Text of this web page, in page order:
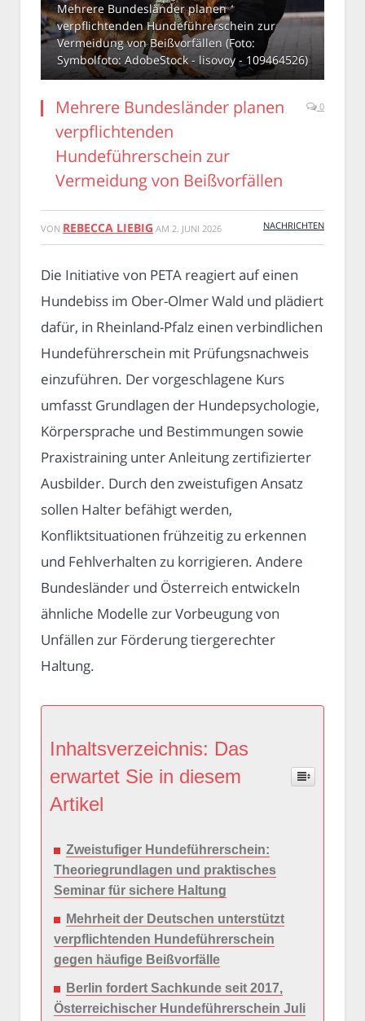
Mehrere Bundesländer planen
verpflichtenden Hundeführerschein zur
Vermeidung von Beißvorfällen (Foto:
Symbolfoto: AdobeStock - lisovoy - 109464526)
Mehrere Bundesländer planen
verpflichtenden
Hundeführerschein zur
Vermeidung von Beißvorfällen
0
VON REBECCA LIEBIG AM 2. JUNI 2026 NACHRICHTEN
Die Initiative von PETA reagiert auf einen
Hundebiss im Ober-Olmer Wald und plädiert
dafür, in Rheinland-Pfalz einen verbindlichen
Hundeführerschein mit Prüfungsnachweis
einzuführen. Der vorgeschlagene Kurs
umfasst Grundlagen der Hundepsychologie,
Körpersprache und Bestimmungen sowie
Praxistraining unter Anleitung zertifizierter
Ausbilder. Durch den zweistufigen Ansatz
sollen Halter befähigt werden,
Konfliktsituationen frühzeitig zu erkennen
und Fehlverhalten zu korrigieren. Andere
Bundesländer und Österreich entwickeln
ähnliche Modelle zur Vorbeugung von
Unfällen zur Förderung tiergerechter
Haltung.
Inhaltsverzeichnis: Das
erwartet Sie in diesem
Artikel
Zweistufiger Hundeführerschein:
Theoriegrundlagen und praktisches
Seminar für sichere Haltung
Mehrheit der Deutschen unterstützt
verpflichtenden Hundeführerschein
gegen häufige Beißvorfälle
Berlin fordert Sachkunde seit 2017,
Österreichischer Hundeführerschein Juli